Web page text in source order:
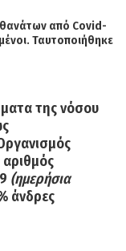
από Covid-
Ταυτοποιήθηκε
της νόσου
(ημερήσια
άνδρες